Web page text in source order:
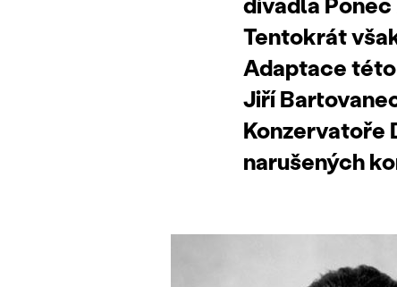
Tentokrát
Adaptace
Jiří
Konzervatoře
narušených